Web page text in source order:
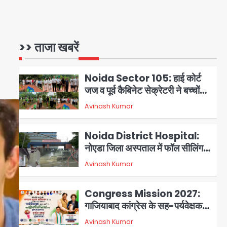
>> ताजा खबरें
2
जज व पूर्व कैबिनेट सेक्रेटरी ने बच्चों
संग चलाया सफाई अभियान, 160
किलो कूड़ा हटाया
Avinash Kumar
3
Noida District Hospital:
नोएडा जिला अस्पताल में फॉल सीलिंग
गिरी, गायनो OT गैलरी में बड़ा हादसा
टला; मरीजों की सुरक्षा पर उठे सवाल
Avinash Kumar
4
Congress Mission 2027:
गाजियाबाद कांग्रेस के सह-पर्यवेक्षक
बने सतेन्द्र शर्मा, गौतमबुद्धनगर नेताओं
ने जताया आभार
Avinash Kumar
Noida Bal Bharati School